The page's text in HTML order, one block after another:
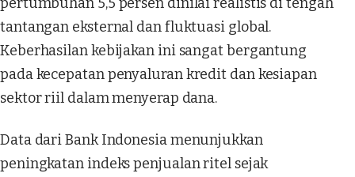
tantangan eksternal dan fluktuasi global.
Keberhasilan kebijakan ini sangat bergantung
pada kecepatan penyaluran kredit dan kesiapan
sektor riil dalam menyerap dana.
Data dari Bank Indonesia menunjukkan
peningkatan indeks penjualan ritel sejak